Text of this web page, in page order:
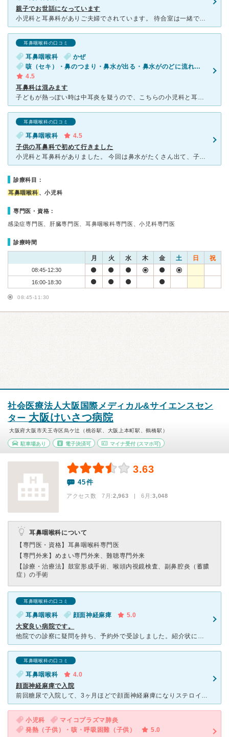
親子でお世話になっています
小児科と耳鼻科がありご夫婦でされています。 待合室は一緒で両方見て欲しい時など一度に済むのでとても助かります。 いつも混んでいますが子どもが多い時間帯などは待合室でドラえもんやアンパンマンなど
耳鼻咽喉科の口コミ
耳鼻咽喉科
かぜ
咳（セキ）・鼻のつまり・鼻水が出る・鼻水がのどに流れる・後鼻漏
4.5
耳鼻科は混みます
子どもが熱っぽい時は中耳炎を疑うので、こちらの小児科と耳鼻科のセットで受診するようにしています。 小児科も耳鼻科も予約がとれないため、朝イチに並ぶと待ち時間が少ないです。 小児科はすぐに順番が回っ
耳鼻咽喉科の口コミ
耳鼻咽喉科
4.5
子供の耳鼻科で初めて行きました
小児科と耳鼻科がありました。 今回は鼻水がたくさん出て、子供が寝る時もつらそうだったので耳鼻科で鼻水を吸う機械で吸ってもらいたくて行きました。 天王寺区内の耳鼻科を調べていたのですが、子供が女医さ
診療科目：
耳鼻咽喉科 、小児科
専門医・資格：
感染症専門医、肝臓専門医、耳鼻咽喉科専門医、小児科専門医
診療時間
月 火 水 木 金 土 日 祝
08:45-12:30
16:00-18:30
08:45-11:30
社会医療法人大阪国際メディカル&サイエンスセン
ター 大阪けいさつ病院
大阪府大阪市天王寺区烏ケ辻（桃谷駅、大阪上本町駅、鶴橋駅）
駐車場あり 電子決済可 マイナ受付 (スマホ可)
3.63
45件
アクセス数 7月:2,963 | 6月:3,048
耳鼻咽喉科について
【専門医・資格】 耳鼻咽喉科専門医
【専門外来】 めまい専門外来、難聴専門外来
【診療・治療法】 鼓室形成手術、喉頭内視鏡検査、副鼻腔炎（蓄膿
症）の手術
耳鼻咽喉科の口コミ
耳鼻咽喉科 顔面神経麻痺
5.0
大変良い病院です。
他院での診察に疑問を持ち、予約外で受診しました。紹介状に不備がありましたが、受付の方が丁寧に対応してくださり受診できました。 かなり人気があり、待ち時間は長いのですが、とても丁寧にじっくり話を聞き診
耳鼻咽喉科の口コミ
耳鼻咽喉科
4.0
顔面神経麻痺で入院
前回糖尿で入院して、3ヶ月ほどで顔面神経麻痺になりステロイドの点滴治療の為に入院。 糖尿もあるので、耳鼻科とは別に前回の糖尿の先生にも診てもらうことに。 糖尿の先生は知ってる先生で安心でした。
小児科
マイコプラズマ肺炎
発熱（子供）・咳・呼吸困難（子供）
5.0